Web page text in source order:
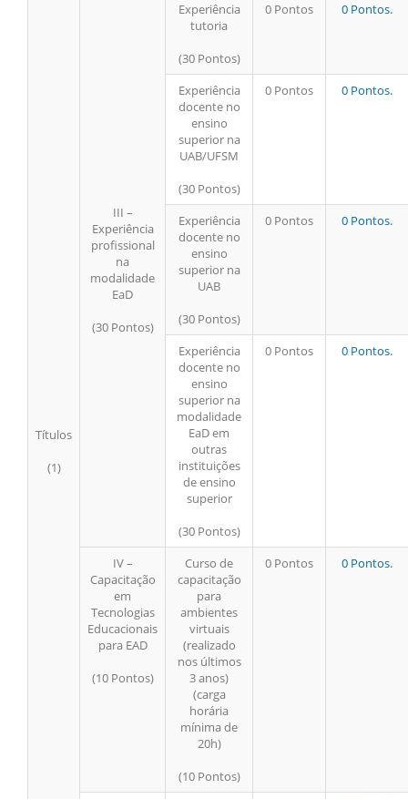
Títulos
(1)
III –
Experiência
profissional
na
modalidade
EaD
(30 Pontos)
Experiência
tutoria
(30 Pontos)
0 Pontos 0 Pontos.
Experiência
docente no
ensino
superior na
UAB/UFSM
(30 Pontos)
0 Pontos 0 Pontos.
Experiência
docente no
ensino
superior na
UAB
(30 Pontos)
0 Pontos 0 Pontos.
Experiência
docente no
ensino
superior na
modalidade
EaD em
outras
instituições
de ensino
superior
(30 Pontos)
0 Pontos 0 Pontos.
IV –
Capacitação
em
Tecnologias
Educacionais
para EAD
(10 Pontos)
Curso de
capacitação
para
ambientes
virtuais
(realizado
nos últimos
3 anos)
(carga
horária
mínima de
20h)
(10 Pontos)
0 Pontos 0 Pontos.